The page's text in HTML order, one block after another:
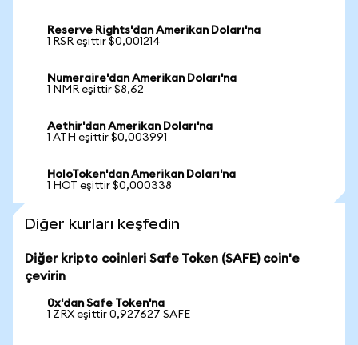
Reserve Rights'dan Amerikan Doları'na
1 RSR eşittir $0,001214
Numeraire'dan Amerikan Doları'na
1 NMR eşittir $8,62
Aethir'dan Amerikan Doları'na
1 ATH eşittir $0,003991
HoloToken'dan Amerikan Doları'na
1 HOT eşittir $0,000338
Diğer kurları keşfedin
Diğer kripto coinleri Safe Token (SAFE) coin'e
çevirin
0x'dan Safe Token'na
1 ZRX eşittir 0,927627 SAFE